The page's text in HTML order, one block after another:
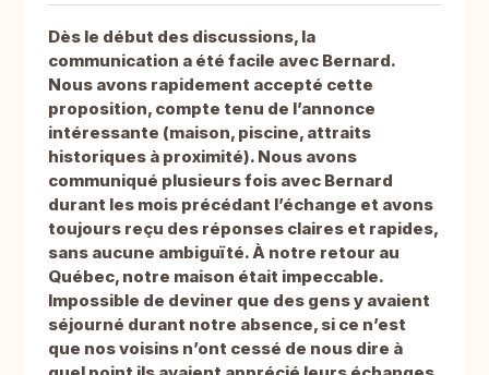
Dès le début des discussions, la
communication a été facile avec Bernard.
Nous avons rapidement accepté cette
proposition, compte tenu de l’annonce
intéressante (maison, piscine, attraits
historiques à proximité). Nous avons
communiqué plusieurs fois avec Bernard
durant les mois précédant l’échange et avons
toujours reçu des réponses claires et rapides,
sans aucune ambiguïté. À notre retour au
Québec, notre maison était impeccable.
Impossible de deviner que des gens y avaient
séjourné durant notre absence, si ce n’est
que nos voisins n’ont cessé de nous dire à